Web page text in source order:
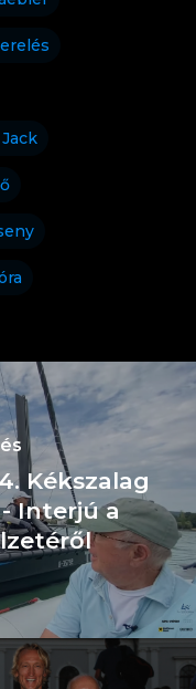
Kékszalag
Interjú a